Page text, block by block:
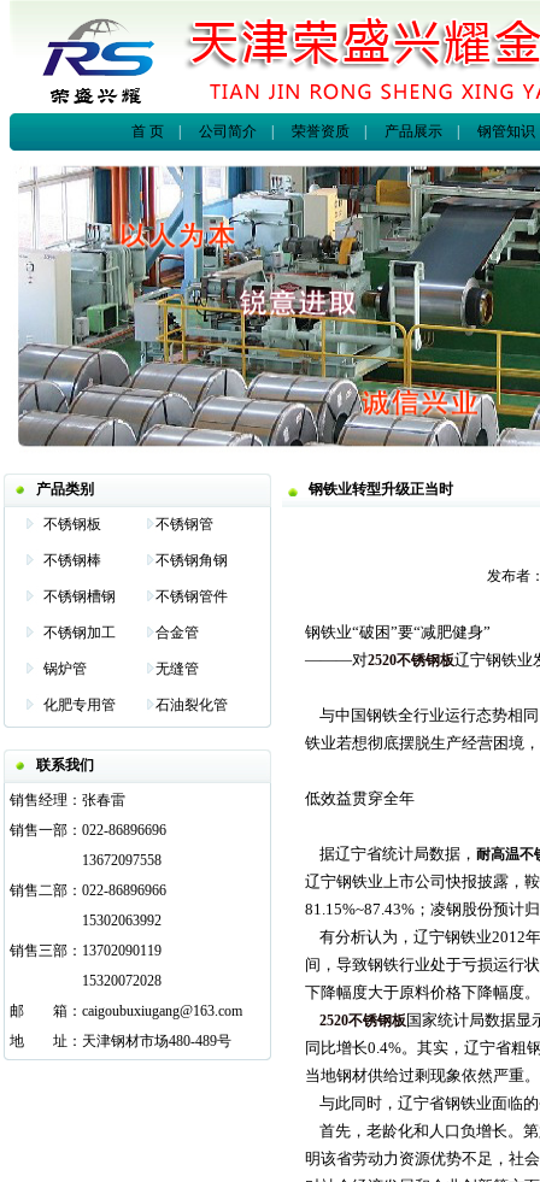
首 页 |公司简介 |荣誉资质 产品展示 |钢管知识
产品类别
不锈钢板 不锈钢管
不锈钢棒 不锈钢角钢
不锈钢槽钢 不锈钢管件
不锈钢加工 合金管
锅炉管 无缝管
化肥专用管 石油裂化管
联系我们
销售经理： 张春雷
销售一部： 022-86896696
13672097558
销售二部： 022-86896966
15302063992
销售三部： 13702090119
15320072028
邮
箱： caigoubuxiugang@163.com
地
址： 天津钢材市场480-489号
钢铁业转型升级正当时
发布者
钢铁业“破困”要“减肥健身”
———对2520不锈钢板辽宁钢铁业
与中国钢铁全行业运行态势相
铁业若想彻底摆脱生产经营困境
低效益贯穿全年
据辽宁省统计局数据， 耐高温不
辽宁钢铁业上市公司快报披露，
81.15%~87.43%；凌钢股份预计
有分析认为，辽宁钢铁业2012
间，导致钢铁行业处于亏损运行
下降幅度大于原料价格下降幅度。
2520不锈钢板国家统计局数据显
同比增长0.4%。其实，辽宁省粗
当地钢材供给过剩现象依然严重。
与此同时，辽宁省钢铁业面临
首先，老龄化和人口负增长。
明该省劳动力资源优势不足，社